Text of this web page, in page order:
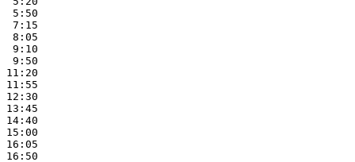
5:50
7:15
8:05
9:10
9:50
11:20
11:55
12:30
13:45
14:40
15:00
16:05
16:50